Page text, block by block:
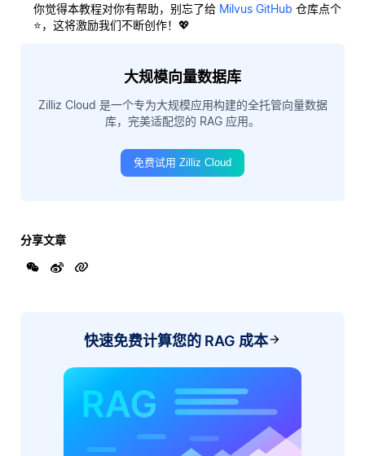
你觉得本教程对你有帮助，别忘了给 Milvus GitHub 仓库点个
⭐，这将激励我们不断创作！💖
大规模向量数据库
Zilliz Cloud 是一个专为大规模应用构建的全托管向量数据
库，完美适配您的 RAG 应用。
免费试用 Zilliz Cloud
分享文章
快速免费计算您的 RAG 成本